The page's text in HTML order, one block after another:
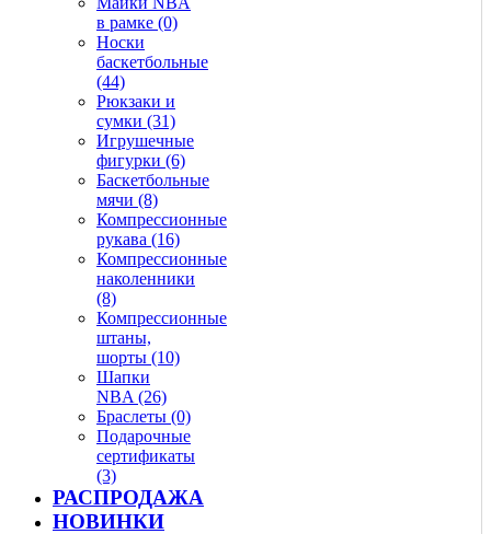
в рамке (0)
Носки
баскетбольные
(44)
Рюкзаки и
сумки (31)
Игрушечные
фигурки (6)
Баскетбольные
мячи (8)
Компрессионные
рукава (16)
Компрессионные
наколенники
(8)
Компрессионные
штаны,
шорты (10)
Шапки
NBA (26)
Браслеты (0)
Подарочные
сертификаты
(3)
РАСПРОДАЖА
НОВИНКИ